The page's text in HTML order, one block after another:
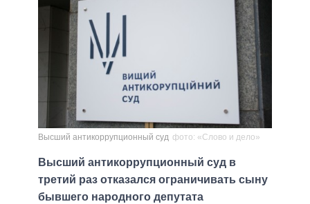
Высший антикоррупционный суд фото: «Слово и дело»
Высший антикоррупционный суд в
третий раз отказался ограничивать сыну
бывшего народного депутата